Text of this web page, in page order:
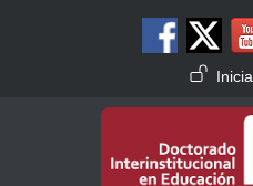
Menú de cuenta